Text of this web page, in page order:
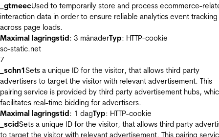
_gtmeecUsed to temporarily store and process ecommerce-
interaction data in order to ensure reliable analytics event tracking
across page loads.
Maximal lagringstid: 3 månaderTyp: HTTP-cookie
sc-static.net
7
_schn1Sets a unique ID for the visitor, that allows third party
advertisers to target the visitor with relevant advertisement. This
pairing service is provided by third party advertisement hubs,
facilitates real-time bidding for advertisers.
Maximal lagringstid: 1 dagTyp: HTTP-cookie
_scidSets a unique ID for the visitor, that allows third party
to target the visitor with relevant advertisement. This pairing